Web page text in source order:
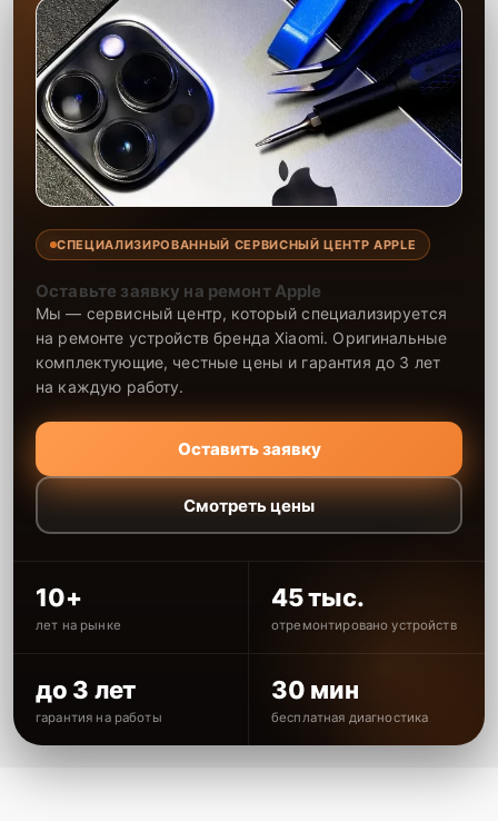
СПЕЦИАЛИЗИРОВАННЫЙ СЕРВИСНЫЙ ЦЕНТР APPLE
Оставьте заявку на ремонт Apple
Мы — сервисный центр, который специализируется
на ремонте устройств бренда Xiaomi. Оригинальные
комплектующие, честные цены и гарантия до 3 лет
на каждую работу.
Оставить заявку
Смотреть цены
10+
лет на рынке
45 тыс.
отремонтировано устройств
до 3 лет
гарантия на работы
30 мин
бесплатная диагностика